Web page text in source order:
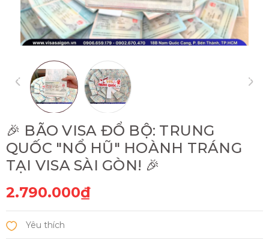
🎉 BÃO VISA ĐỔ BỘ: TRUNG
QUỐC "NỔ HŨ" HOÀNH TRÁNG
TẠI VISA SÀI GÒN! 🎉
2.790.000₫